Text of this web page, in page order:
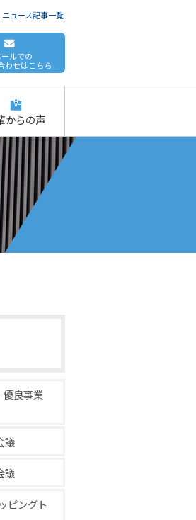
ニュース記事一覧
ールでの
わせはこちら
からの声
良事業
議
議
ピングト